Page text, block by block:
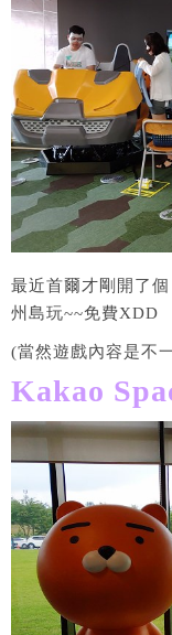
最近首爾才剛開了
州島玩~~免費XDD
(當然遊戲內容是不
Kakao